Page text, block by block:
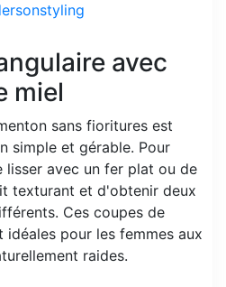
avec
miel
sans fioritures est
simple et gérable. Pour
avec un fer plat ou de
texturant et d'obtenir deux
Ces coupes de
idéales pour les femmes aux
raides.